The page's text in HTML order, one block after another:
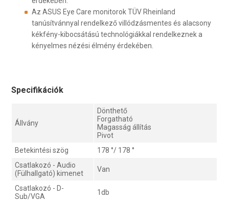
Az ASUS Eye Care monitorok TÜV Rheinland
tanúsítvánnyal rendelkező villódzásmentes és alacsony
kékfény-kibocsátású technológiákkal rendelkeznek a
kényelmes nézési élmény érdekében.
Specifikációk
Állvány
Dönthető
Forgatható
Magasság állítás
Pivot
Betekintési szög
178 °/ 178 °
Csatlakozó - Audio
(Fülhallgató) kimenet
Van
Csatlakozó - D-
Sub/VGA
1db